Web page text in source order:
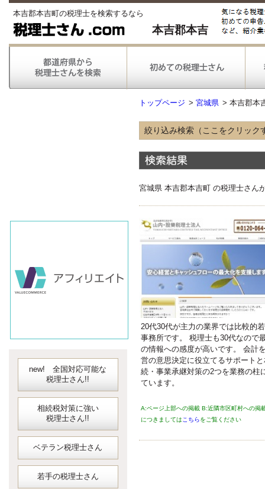
本吉郡本吉町の税理士を検索するなら
本吉郡本吉
new! 全国対応可能な
税理士さん!!
相続税対策に強い
税理士さん!!
ベテラン税理士さん
若手の税理士さん
トップページ > 宮城県 > 本吉郡本
絞り込み検索（ここをクリック
得意な業種
情報通信
不動産
得意な業務
税務申告
税務調査対応
会計ソフト
弥生会計
JDLIBEX出納
宮城県 本吉郡本吉町 の税理士さん
20代30代が主力の業界では比較的
事務所です。 税理士も30代なので
の情報への感度が高いです。 会計
営の意思決定に役立てるサポート
続・事業承継対策の2つを業務の柱
ています。
A:ページ上部への掲載 B:近隣市区町村への掲
につきましては こちらをご覧ください